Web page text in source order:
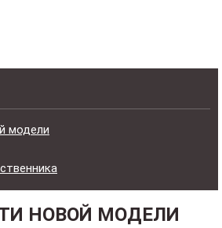
модели
НОВОЙ МОДЕЛИ